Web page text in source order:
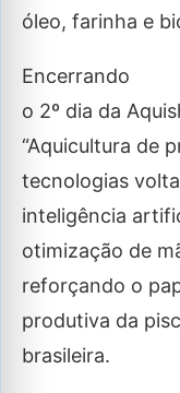
óleo, farinha e
Encerrando
o 2º dia da
“Aquicultura de
tecnologias
inteligência
otimização de
reforçando o
produtiva da
brasileira.